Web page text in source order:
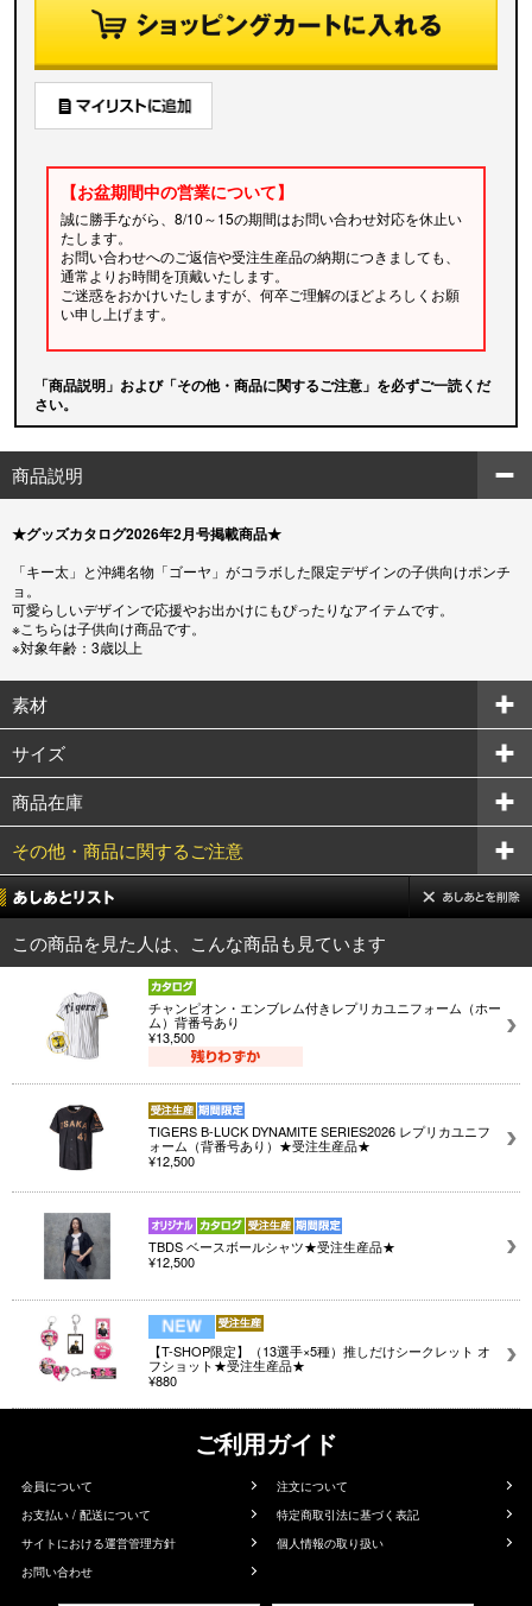
【お盆期間中の営業について】
誠に勝手ながら、8/10～15の期間はお問い合わせ対応を休止い
たします。
お問い合わせへのご返信や受注生産品の納期につきましても、
通常よりお時間を頂戴いたします。
ご迷惑をおかけいたしますが、何卒ご理解のほどよろしくお願
い申し上げます。
「商品説明」および「その他・商品に関するご注意」を必ずご一読くだ
さい。
商品説明
★グッズカタログ2026年2月号掲載商品★
「キー太」と沖縄名物「ゴーヤ」がコラボした限定デザインの子供向けポンチ
ョ。
可愛らしいデザインで応援やお出かけにもぴったりなアイテムです。
※こちらは子供向け商品です。
※対象年齢：3歳以上
素材
サイズ
商品在庫
その他・商品に関するご注意
この商品を見た人は、こんな商品も見ています
チャンピオン・エンブレム付きレプリカユニフォーム（ホー
ム）背番号あり
¥13,500
TIGERS B-LUCK DYNAMITE SERIES2026 レプリカユニフ
ォーム（背番号あり）★受注生産品★
¥12,500
TBDS ベースボールシャツ★受注生産品★
¥12,500
【T-SHOP限定】（13選手×5種）推しだけシークレット オ
フショット★受注生産品★
¥880
ご利用ガイド
会員について
注文について
お支払い / 配送について
特定商取引法に基づく表記
サイトにおける運営管理方針
個人情報の取り扱い
お問い合わせ